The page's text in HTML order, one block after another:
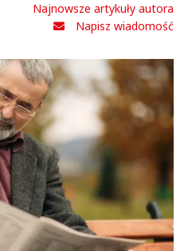
Najnowsze artykuły autora
Napisz wiadomość